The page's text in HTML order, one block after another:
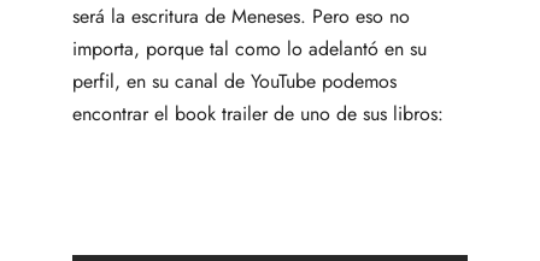
será la escritura de Meneses. Pero eso no
importa, porque tal como lo adelantó en su
perfil, en su canal de YouTube podemos
encontrar el book trailer de uno de sus libros: